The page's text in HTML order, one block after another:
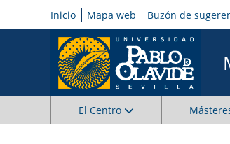
Inicio Mapa web Buzón de
El Centro